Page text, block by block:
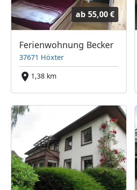
ab 55,00 €
Ferienwohnung Becker
37671 Höxter
1,38 km